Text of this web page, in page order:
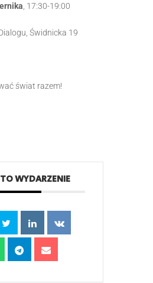
, 17:30-19:00
Świdnicka 19
świat razem!
WYDARZENIE